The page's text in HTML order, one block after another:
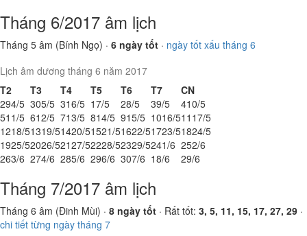
Tháng 6/2017 âm lịch
Tháng 5 âm (Bính Ngọ) · 6 ngày tốt · ngày tốt xấu tháng 6
Lịch âm dương tháng 6 năm 2017
T2
T3 T4 T5 T6 T7
CN
294/5 305/5 316/5 17/5 28/5 39/5 410/5
511/5 612/5 713/5 814/5 915/5 1016/511 17/5
1218/51319/51420/51521/51622/51723/51824/5
1925/52026/52127/52228/52329/5241/6 252/6
263/6 274/6 285/6 296/6 307/6 18/6 29/6
Tháng 7/2017 âm lịch
Tháng 6 âm (Đinh Mùi) · 8 ngày tốt · Rất tốt: 3, 5, 11, 15, 17, 27, 29 ·
chi tiết từng ngày tháng 7